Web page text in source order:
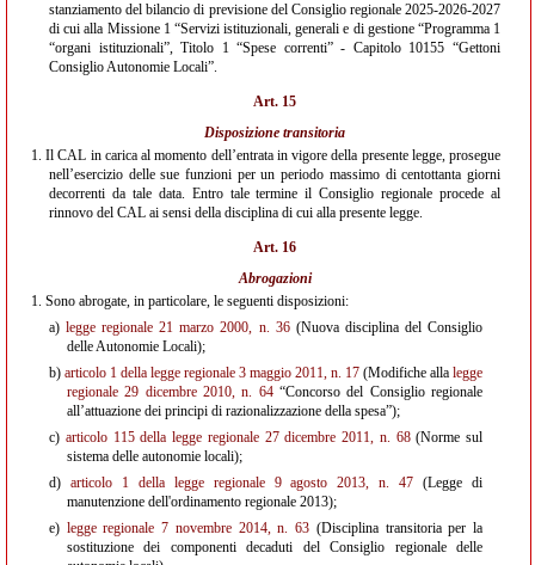
stanziamento del bilancio di previsione del Consiglio regionale 2025-2026-2027
di cui alla Missione 1 “Servizi istituzionali, generali e di gestione “Programma 1
“organi istituzionali”, Titolo 1 “Spese correnti” - Capitolo 10155 “Gettoni
Consiglio Autonomie Locali”.
Art. 15
Disposizione transitoria
1. Il CAL in carica al momento dell’entrata in vigore della presente legge, prosegue
nell’esercizio delle sue funzioni per un periodo massimo di centottanta giorni
decorrenti da tale data. Entro tale termine il Consiglio regionale procede al
rinnovo del CAL ai sensi della disciplina di cui alla presente legge.
Art. 16
Abrogazioni
1. Sono abrogate, in particolare, le seguenti disposizioni:
a) legge regionale 21 marzo 2000, n. 36(Nuova disciplina del Consiglio
delle Autonomie Locali);
b) articolo 1 della legge regionale 3 maggio 2011, n. 17 (Modifiche alla legge
regionale 29 dicembre 2010, n. 64“Concorso del Consiglio regionale
all’attuazione dei principi di razionalizzazione della spesa”);
c) articolo 115 della legge regionale 27 dicembre 2011, n. 68(Norme sul
sistema delle autonomie locali);
d) articolo 1 della legge regionale 9 agosto 2013, n. 47 (Legge di
manutenzione dell'ordinamento regionale 2013);
e) legge regionale 7 novembre 2014, n. 63 (Disciplina transitoria per la
sostituzione dei componenti decaduti del Consiglio regionale delle